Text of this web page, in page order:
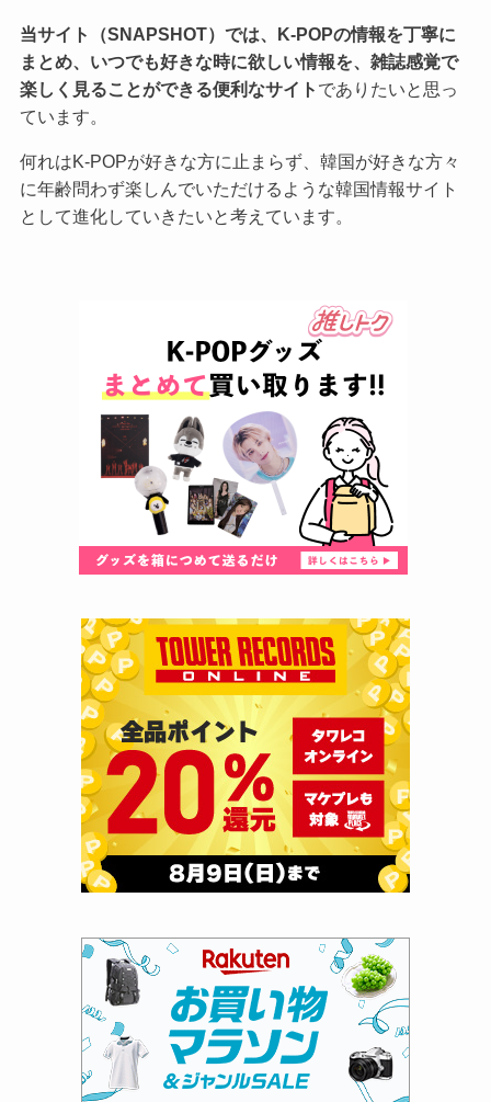
当サイト（SNAPSHOT）では、K-POPの情報を丁寧に
まとめ、いつでも好きな時に欲しい情報を、雑誌感覚で
楽しく見ることができる便利なサイト でありたいと思っ
ています。
何れはK-POPが好きな方に止まらず、韓国が好きな方々
に年齢問わず楽しんでいただけるような韓国情報サイト
として進化していきたいと考えています。